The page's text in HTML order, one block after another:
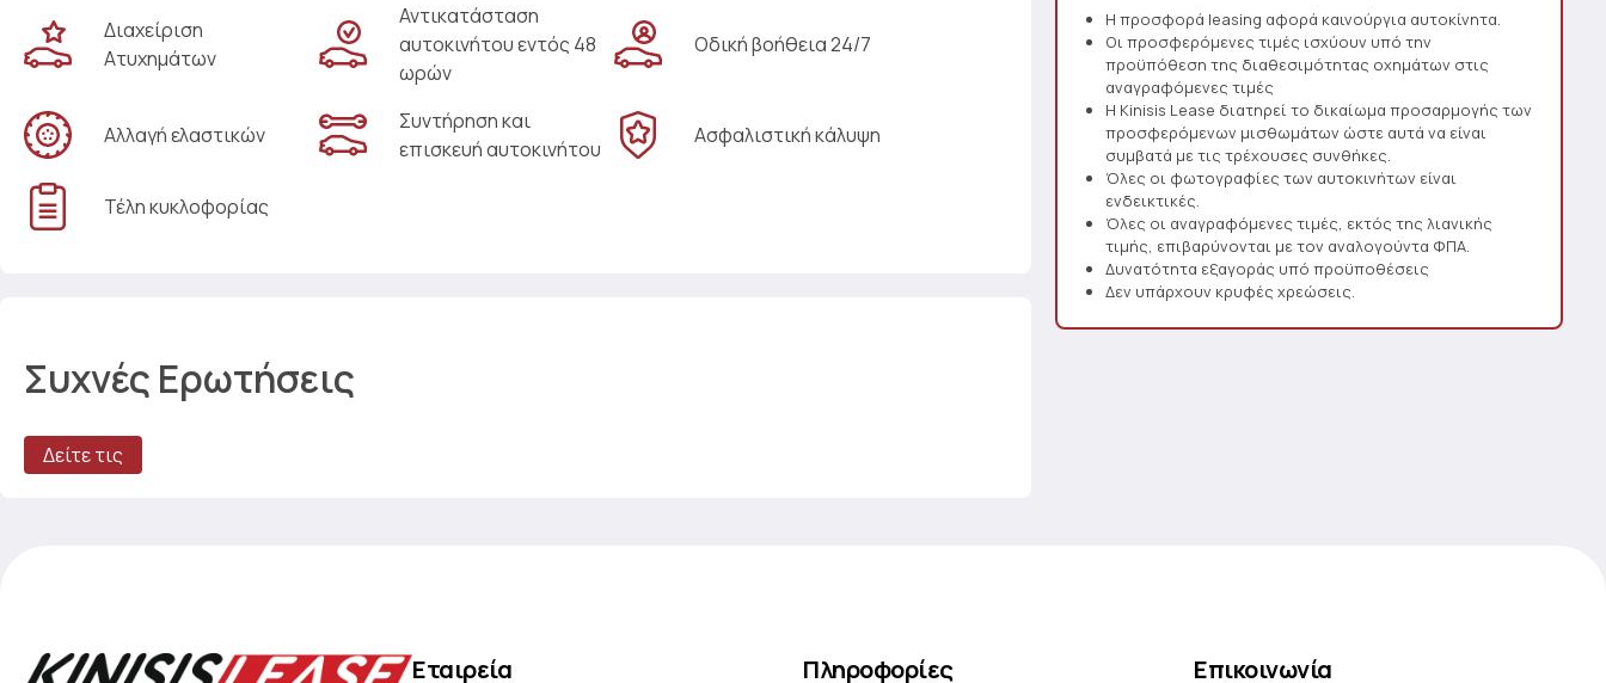
Διαχείριση
Ατυχημάτων
Αντικατάσταση
αυτοκινήτου εντός 48
ωρών
Οδική βοήθεια 24/7
Αλλαγή ελαστικών
Συντήρηση και
επισκευή αυτοκινήτου
Ασφαλιστική κάλυψη
Τέλη κυκλοφορίας
Συχνές Ερωτήσεις
Δείτε τις
Η προσφορά leasing αφορά καινούργια αυτοκίνητα.
Οι προσφερόμενες τιμές ισχύουν υπό την
προϋπόθεση της διαθεσιμότητας οχημάτων στις
αναγραφόμενες τιμές
Η Kinisis Lease διατηρεί το δικαίωμα προσαρμογής των
προσφερόμενων μισθωμάτων ώστε αυτά να είναι
συμβατά με τις τρέχουσες συνθήκες.
Όλες οι φωτογραφίες των αυτοκινήτων είναι
ενδεικτικές.
Όλες οι αναγραφόμενες τιμές, εκτός της λιανικής
τιμής, επιβαρύνονται με τον αναλογούντα ΦΠΑ.
Δυνατότητα εξαγοράς υπό προϋποθέσεις
Δεν υπάρχουν κρυφές χρεώσεις.
Εταιρεία Πληροφορίες Επικοινωνία